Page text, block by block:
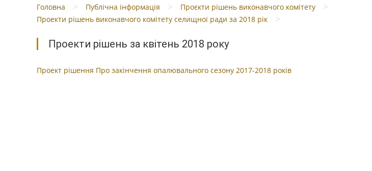
Головна > Публічна інформація > Проєкти рішень виконавчого комітету >
Проекти рішень виконавчого комітету селищної ради за 2018 рік >
Проекти рішень за квітень 2018 року
Проект рішення Про закінчення опалювального сезону 2017-2018 років